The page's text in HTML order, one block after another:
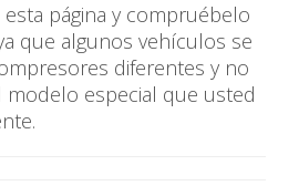
página y compruébelo
que algunos vehículos se
diferentes y no
especial que usted